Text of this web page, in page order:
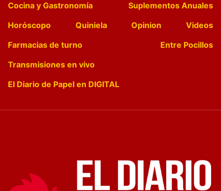
Cocina y Gastronomía
Suplementos Anuales
Horóscopo
Quiniela Opinion
Videos
Farmacias de turno
Entre Pocillos
Transmisiones en vivo
El Diario de Papel en DIGITAL